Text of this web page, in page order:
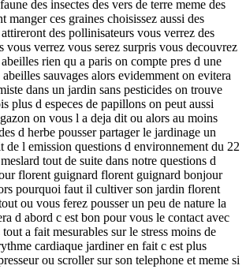
des insectes des vers de terre meme des
manger ces graines choisissez aussi des
des pollinisateurs vous verrez des
vous verrez vous serez surpris vous decouvrez
rien qu a paris on compte pres d une
abeilles sauvages alors evidemment on evitera
dans un jardin sans pesticides on trouve
plus d especes de papillons on peut aussi
on vous l a deja dit ou alors au moins
d herbe pousser partager le jardinage un
de l emission questions d environnement du 22
tout de suite dans notre questions d
florent guignard florent guignard bonjour
pourquoi faut il cultiver son jardin florent
ou vous ferez pousser un peu de nature la
d abord c est bon pour vous le contact avec
a fait mesurables sur le stress moins de
cardiaque jardiner en fait c est plus
ou scroller sur son telephone et meme si